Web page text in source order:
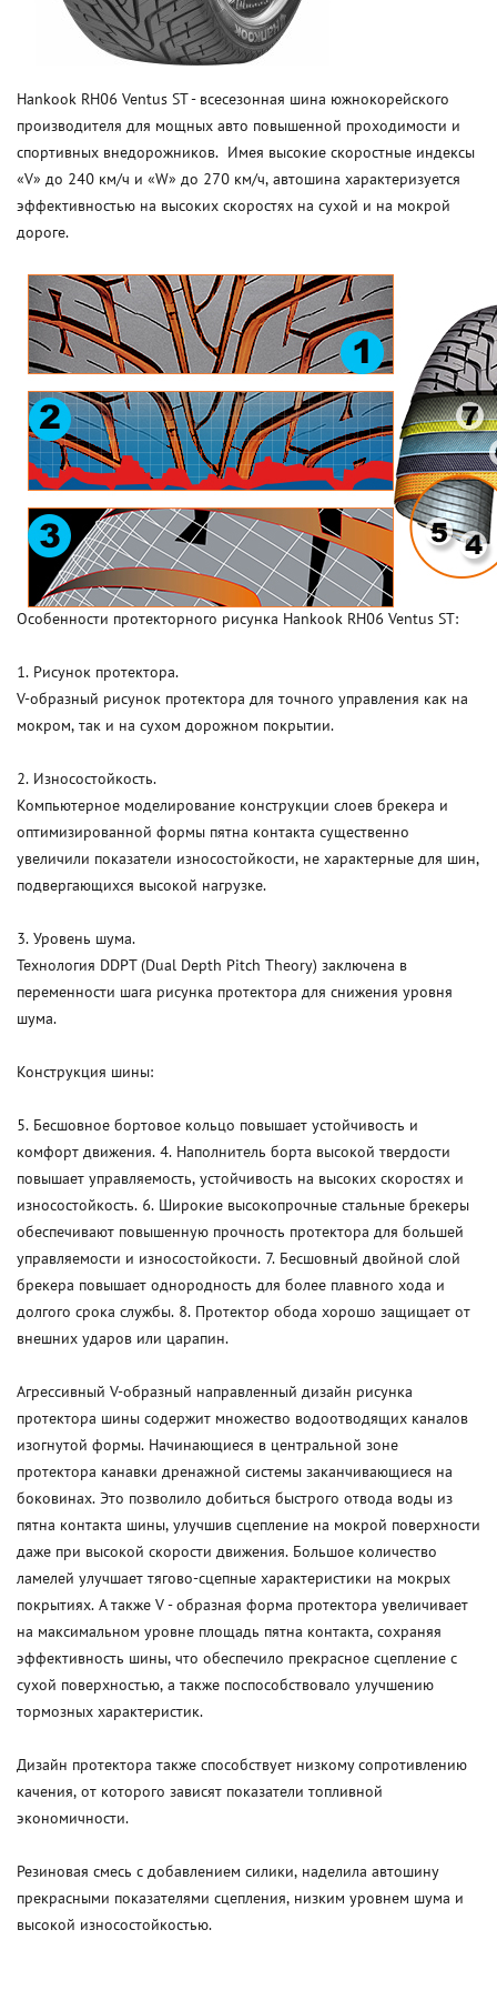
Hankook RH06 Ventus ST - всесезонная шина южнокорейского
производителя для мощных авто повышенной проходимости и
спортивных внедорожников. Имея высокие скоростные индексы
«V» до 240 км/ч и «W» до 270 км/ч, автошина характеризуется
эффективностью на высоких скоростях на сухой и на мокрой
дороге.
Особенности протекторного рисунка Hankook RH06 Ventus ST:
1. Рисунок протектора.
V-образный рисунок протектора для точного управления как на
мокром, так и на сухом дорожном покрытии.
2. Износостойкость.
Компьютерное моделирование конструкции слоев брекера и
оптимизированной формы пятна контакта существенно
увеличили показатели износостойкости, не характерные для шин,
подвергающихся высокой нагрузке.
3. Уровень шума.
Технология DDPT (Dual Depth Pitch Theory) заключена в
переменности шага рисунка протектора для снижения уровня
шума.
Конструкция шины:
5. Бесшовное бортовое кольцо повышает устойчивость и
комфорт движения. 4. Наполнитель борта высокой твердости
повышает управляемость, устойчивость на высоких скоростях и
износостойкость. 6. Широкие высокопрочные стальные брекеры
обеспечивают повышенную прочность протектора для большей
управляемости и износостойкости. 7. Бесшовный двойной слой
брекера повышает однородность для более плавного хода и
долгого срока службы. 8. Протектор обода хорошо защищает от
внешних ударов или царапин.
Агрессивный V-образный направленный дизайн рисунка
протектора шины содержит множество водоотводящих каналов
изогнутой формы. Начинающиеся в центральной зоне
протектора канавки дренажной системы заканчивающиеся на
боковинах. Это позволило добиться быстрого отвода воды из
пятна контакта шины, улучшив сцепление на мокрой поверхности
даже при высокой скорости движения. Большое количество
ламелей улучшает тягово-сцепные характеристики на мокрых
покрытиях. А также V - образная форма протектора увеличивает
на максимальном уровне площадь пятна контакта, сохраняя
эффективность шины, что обеспечило прекрасное сцепление с
сухой поверхностью, а также поспособствовало улучшению
тормозных характеристик.
Дизайн протектора также способствует низкому сопротивлению
качения, от которого зависят показатели топливной
экономичности.
Резиновая смесь с добавлением силики, наделила автошину
прекрасными показателями сцепления, низким уровнем шума и
высокой износостойкостью.